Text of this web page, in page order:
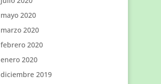
mayo 2020
marzo 2020
febrero 2020
enero 2020
diciembre 2019